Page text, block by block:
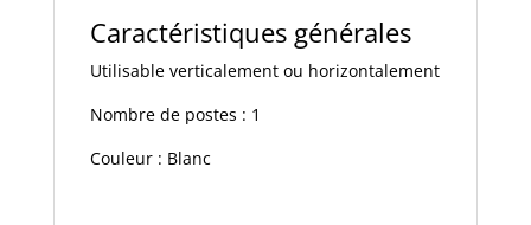
BLANC,
SQUARE
Caractéristiques générales
Utilisable verticalement ou horizontalement
Nombre de postes : 1
Couleur : Blanc